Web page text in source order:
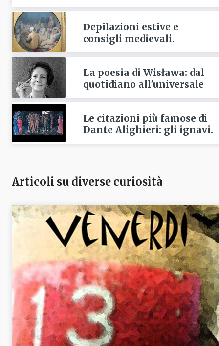
Depilazioni estive e
consigli medievali.
La poesia di Wisława: dal
quotidiano all'universale
Le citazioni più famose di
Dante Alighieri: gli ignavi.
Articoli su diverse curiosità